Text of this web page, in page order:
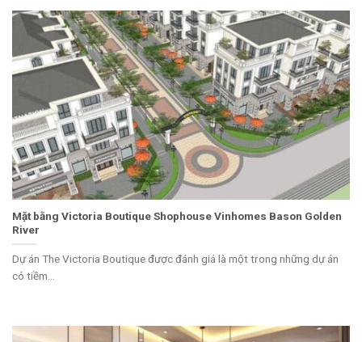
Mặt bằng Victoria Boutique Shophouse Vinhomes Bason Golden
River
Dự án The Victoria Boutique được đánh giá là một trong những dự án
có tiềm...